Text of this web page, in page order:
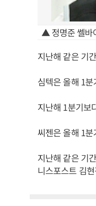
▲ 정명준 쎌바
지난해 같은 기
심텍은 올해 1
지난해 1분기보
씨젠은 올해 1
지난해 같은 기
니스포스트 김